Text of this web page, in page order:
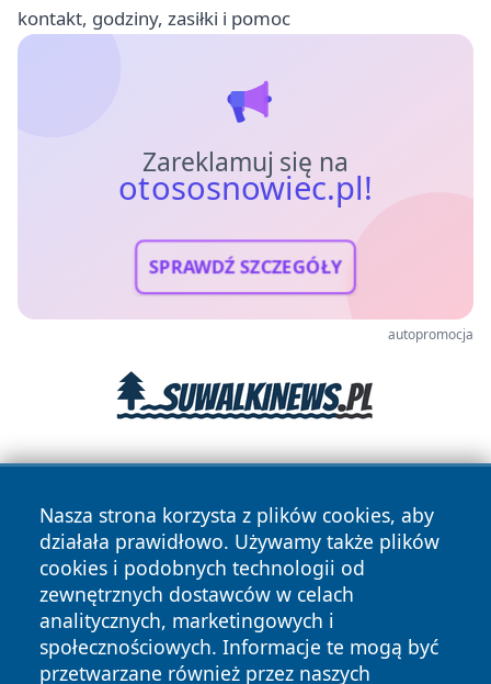
kontakt, godziny, zasiłki i pomoc
Zareklamuj się na
otososnowiec.pl!
SPRAWDŹ SZCZEGÓŁY
autopromocja
Nasza strona korzysta z plików cookies, aby
działała prawidłowo. Używamy także plików
cookies i podobnych technologii od
zewnętrznych dostawców w celach
analitycznych, marketingowych i
społecznościowych. Informacje te mogą być
przetwarzane również przez naszych
Copyright © 2026 otososnowiec.pl Wszystkie prawa
zastrzeżone.